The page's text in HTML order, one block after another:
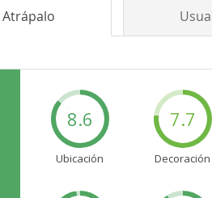
Atrápalo
8.6
Ubicación
7.7
Decoración